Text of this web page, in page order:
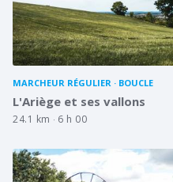
MARCHEUR RÉGULIER BOUCLE
L'Ariège et ses vallons
24.1 km 6 h 00